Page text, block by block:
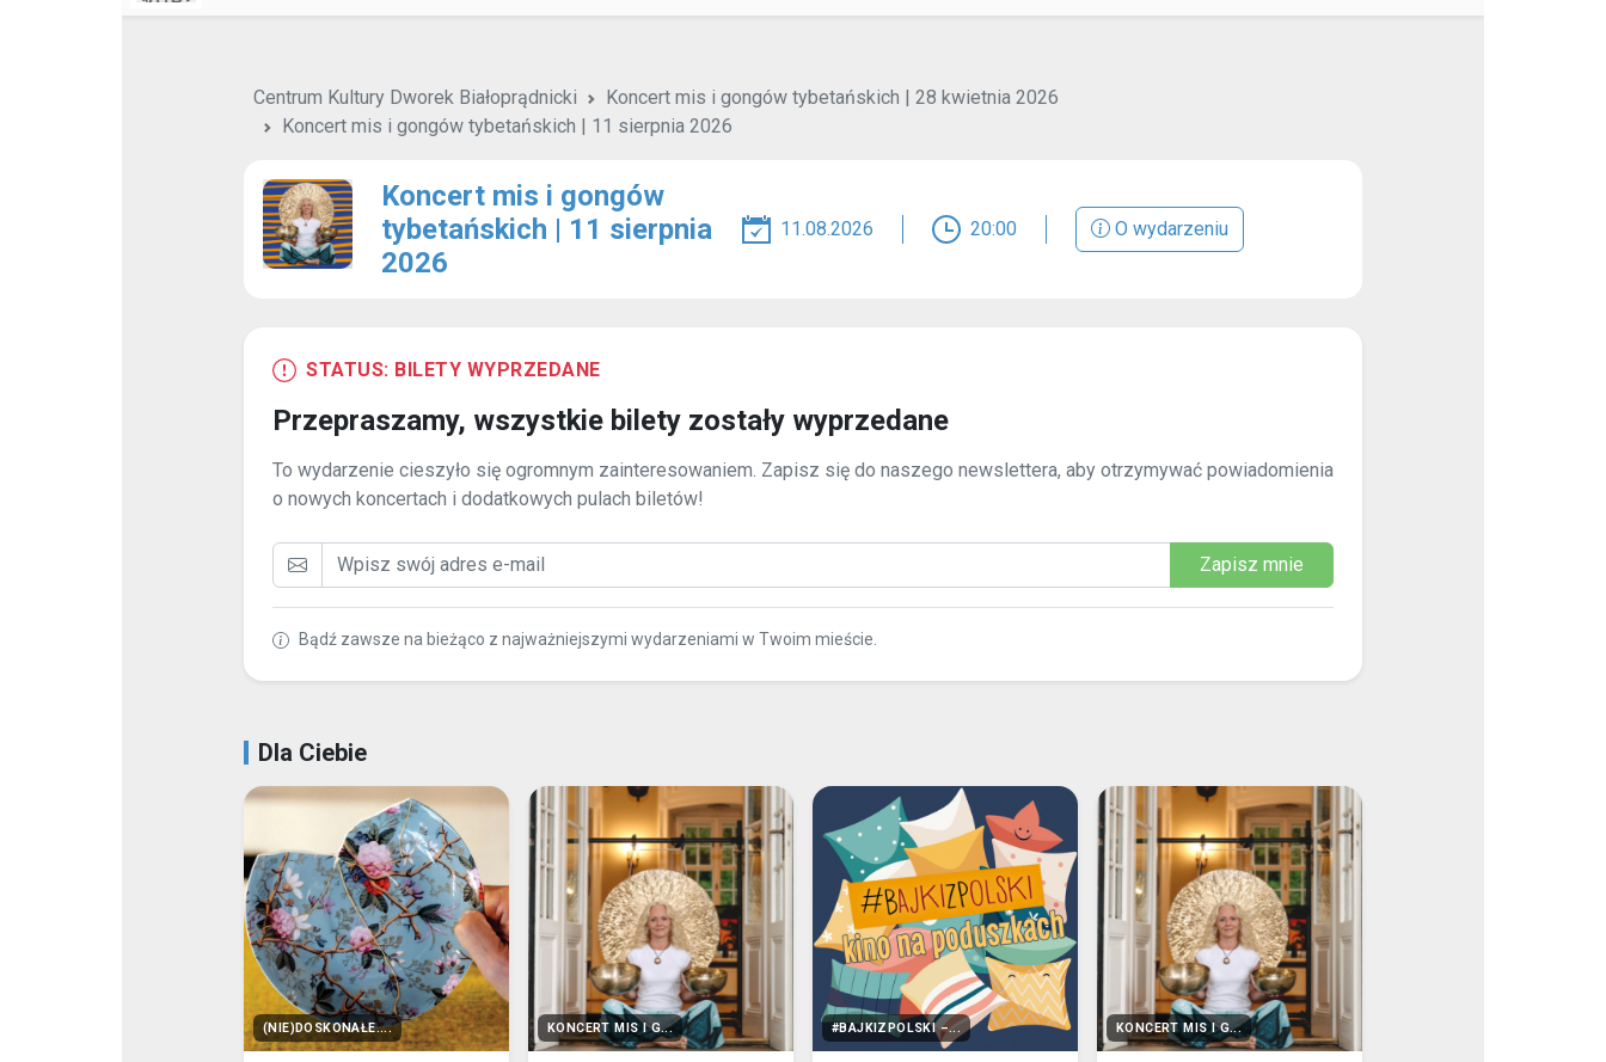
Korzyści z uczestnictwa w koncercie to m.in.
relaks i rozluźnienie ciała i umysłu,
uwolnienie blokad i zastojów w organizmie,
redukcja stresu i wyciszenie,
zmniejszenie bólu i dyskomfortu,
wzmocnienie działania systemu immunologicznego,
pobudzenie wewnętrznego potencjału i intuicji.
Informacje dla uczestników:
Prosimy o przybycie 10 minut wcześniej, aby mieć czas na
przygotowanie się i o zabranie ze sobą kocyka i maty. Dobrze
jest również mieć wodę do picia.
Bardzo prosimy o zabranie własnej maty, poduszki i koca!
Po sesji zalecane jest pozostanie jeszcze przez chwilę w
wygodnej pozycji, a po aktywizacji ciała napicie się wody.
Przeciwwskazania do uczestnictwa to: rozrusznik serca, ciąża,
UWAGA! Koncert przeznaczony jest dla osób dorosłych.
Miejsce:Sala Złota, Budynek Główny, Dworek Białoprądnicki, ul.
Papiernicza 2, Kraków
Wstęp:70 zł / os. – bilety dostępne są na ekobilet.pl, w kasie
Dworku oraz istnieje możliwość nabycia biletów przed koncertem.
Ilość miejsc ograniczona!
Prowadząca:Joanna Dziurzyńska - dyplomowana terapeutka
dźwiękiem gongów i mis tybetańskich, ukończyła IV- stopniowy kurs
Terapeutycznego oddziaływania wibracjami mis tybetańskich według
tradycyjnego przekazu himalajskiego , II-stopniowy kurs masażu